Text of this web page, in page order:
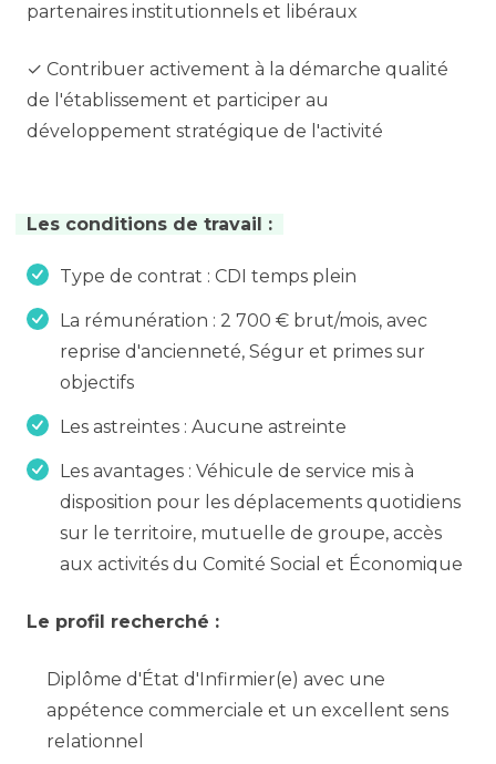
partenaires institutionnels et libéraux
✓ Contribuer activement à la démarche qualité
de l'établissement et participer au
développement stratégique de l'activité
Les conditions de travail :
Type de contrat : CDI temps plein
La rémunération : 2 700 € brut/mois, avec
reprise d'ancienneté, Ségur et primes sur
objectifs
Les astreintes : Aucune astreinte
Les avantages : Véhicule de service mis à
disposition pour les déplacements quotidiens
sur le territoire, mutuelle de groupe, accès
aux activités du Comité Social et Économique
Le profil recherché :
Diplôme d'État d'Infirmier(e) avec une
appétence commerciale et un excellent sens
relationnel